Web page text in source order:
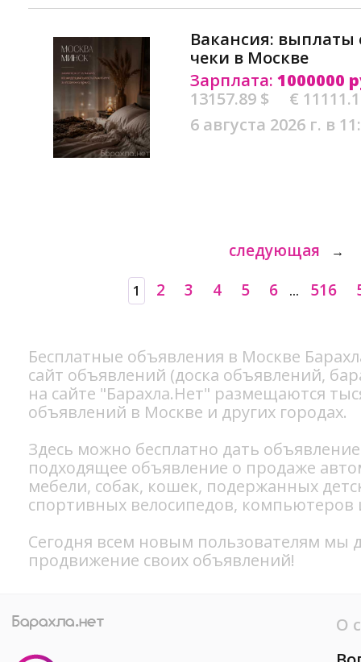
Вакансия:
чеки в Москве
Зарплата: 1000000
13157.89 $
€
6 августа 2026 г. в
следующая →
1 2 3 4 5 6 ... 516
Бесплатные объявления в Москве
сайт объявлений (доска объявлений,
на сайте "Барахла.Нет" размещаются
объявлений в Москве и других городах.
Здесь можно бесплатно дать
подходящее объявление о продаже
мебели, собак, кошек, подержанных
спортивных велосипедов, компьютеров
Сегодня всем новым пользователям мы
продвижение своих объявлений!
О